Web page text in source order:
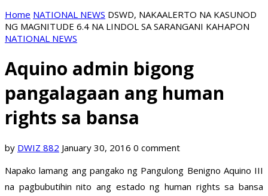
Home NATIONAL NEWS DSWD, NAKAALERTO NA KASUNOD
NG MAGNITUDE 6.4 NA LINDOL SA SARANGANI KAHAPON
NATIONAL NEWS
Aquino admin bigong
pangalagaan ang human
rights sa bansa
by DWIZ 882 January 30, 2016 0 comment
Napako lamang ang pangako ng Pangulong Benigno Aquino III
na pagbubutihin nito ang estado ng human rights sa bansa